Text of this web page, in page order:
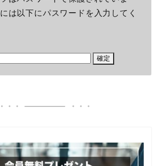
は以下にパスワードを入力してく